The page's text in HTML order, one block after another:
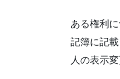
ある権利
記簿に記
人の表示